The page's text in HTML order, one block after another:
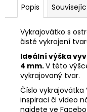
Popis
Vykrajovátko s
čisté vykrojení
Ideální výška
4 mm.V této
vykrajovaný tvar.
Číslo
inspiraci či video
najdete ve
VYKRAJOVÁTKA
SNĚHULÁKOVÉ
#1843
53
Kč